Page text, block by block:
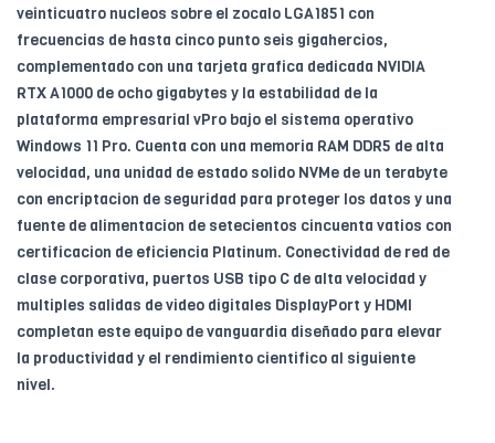
veinticuatro nucleos sobre el zocalo LGA1851 con
frecuencias de hasta cinco punto seis gigahercios,
complementado con una tarjeta grafica dedicada NVIDIA
RTX A1000 de ocho gigabytes y la estabilidad de la
plataforma empresarial vPro bajo el sistema operativo
Windows 11 Pro. Cuenta con una memoria RAM DDR5 de alta
velocidad, una unidad de estado solido NVMe de un terabyte
con encriptacion de seguridad para proteger los datos y una
fuente de alimentacion de setecientos cincuenta vatios con
certificacion de eficiencia Platinum. Conectividad de red de
clase corporativa, puertos USB tipo C de alta velocidad y
multiples salidas de video digitales DisplayPort y HDMI
completan este equipo de vanguardia diseñado para elevar
la productividad y el rendimiento cientifico al siguiente
nivel.